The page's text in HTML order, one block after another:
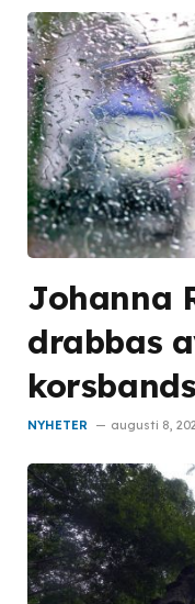
Johanna
drabbas
NYHETER augusti 8,